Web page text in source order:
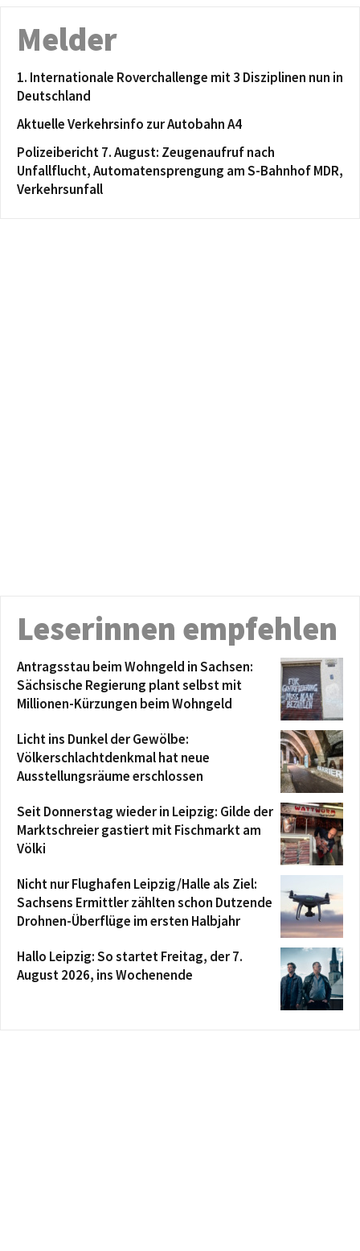
Melder
1. Internationale Roverchallenge mit 3 Disziplinen nun in
Deutschland
Aktuelle Verkehrsinfo zur Autobahn A4
Polizeibericht 7. August: Zeugenaufruf nach
Unfallflucht, Automatensprengung am S-Bahnhof MDR,
Verkehrsunfall
Leserinnen empfehlen
Antragsstau beim Wohngeld in Sachsen:
Sächsische Regierung plant selbst mit
Millionen-Kürzungen beim Wohngeld
Licht ins Dunkel der Gewölbe:
Völkerschlachtdenkmal hat neue
Ausstellungsräume erschlossen
Seit Donnerstag wieder in Leipzig: Gilde der
Marktschreier gastiert mit Fischmarkt am
Völki
Nicht nur Flughafen Leipzig/Halle als Ziel:
Sachsens Ermittler zählten schon Dutzende
Drohnen-Überflüge im ersten Halbjahr
Hallo Leipzig: So startet Freitag, der 7.
August 2026, ins Wochenende